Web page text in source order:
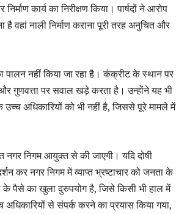
कार्य का निरीक्षण किया। पार्षदों ने आरोप
है वहां नाली निर्माण कराना पूरी तरह अनुचित और
का पालन नहीं किया जा रहा है। कंक्रीट के स्थान पर
गुणवत्ता पर सवाल खड़े करता है। उन्होंने यह भी
उच्च अधिकारियों को भी नहीं है, जिससे पूरे मामले में
नगर निगम आयुक्त से की जाएगी। यदि दोषी
कर नगर निगम में व्याप्त भ्रष्टाचार को जनता के
पैसे का खुला दुरुपयोग है, जिसे किसी भी हाल में
अधिकारियों से संपर्क करने का प्रयास किया गया,